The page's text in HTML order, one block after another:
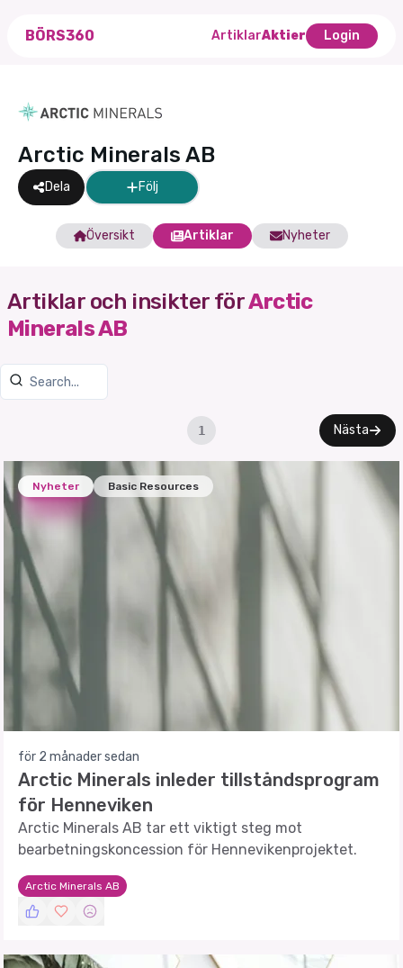
BÖRS360 ArtiklarAktier Login
Arctic Minerals AB
Dela Följ
Översikt Artiklar Nyheter
Artiklar och insikter förArctic
Minerals AB
1 Nästa
Nyheter Basic Resources
för 2 månader sedan
Arctic Minerals inleder tillståndsprogram
för Henneviken
Arctic Minerals AB tar ett viktigt steg mot
bearbetningskoncession för Hennevikenprojektet.
Arctic Minerals AB